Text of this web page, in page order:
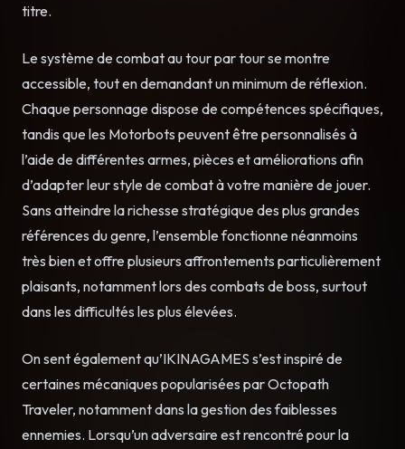
titre.
Le système de combat au tour par tour se montre
accessible, tout en demandant un minimum de réflexion.
Chaque personnage dispose de compétences spécifiques,
tandis que les Motorbots peuvent être personnalisés à
l’aide de différentes armes, pièces et améliorations afin
d’adapter leur style de combat à votre manière de jouer.
Sans atteindre la richesse stratégique des plus grandes
références du genre, l’ensemble fonctionne néanmoins
très bien et offre plusieurs affrontements particulièrement
plaisants, notamment lors des combats de boss, surtout
dans les difficultés les plus élevées.
On sent également qu’IKINAGAMES s’est inspiré de
certaines mécaniques popularisées par Octopath
Traveler, notamment dans la gestion des faiblesses
ennemies. Lorsqu’un adversaire est rencontré pour la